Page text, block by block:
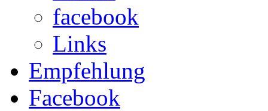
facebook
Links
Empfehlung
Facebook